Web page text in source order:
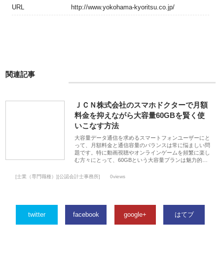
URL http://www.yokohama-kyoritsu.co.jp/
関連記事
ＪＣＮ株式会社のスマホドクターで月額
料金を抑えながら大容量60GBを賢く使
いこなす方法
大容量データ通信を求めるスマートフォンユーザーにと
って、月額料金と通信容量のバランスは常に悩ましい問
題です。特に動画視聴やオンラインゲームを頻繁に楽し
む方々にとって、60GBという大容量プランは魅力的…
[士業（専門職種）][公認会計士事務所] 0views
twitter facebook google+ はてブ